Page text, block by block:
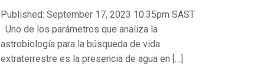
Published: September 17, 2023 10.35pm SAST
Uno de los parámetros que analiza la
astrobiología para la búsqueda de vida
extraterrestre es la presencia de agua en […]